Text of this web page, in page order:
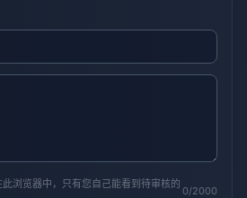
浏览器中，只有您自己能看到待审核的
0/2000